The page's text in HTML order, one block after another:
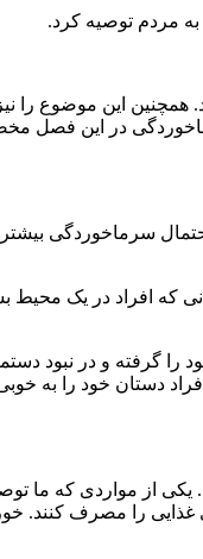
مردم توصیه کرد.
این موضوع را
در این فصل
سرماخوردگی
که افراد در یک محیط
گرفته و در نبود
دستان خود را به
از مواردی که ما
را مصرف کنند.